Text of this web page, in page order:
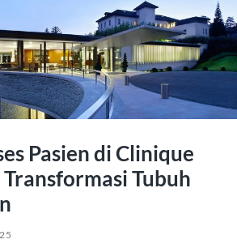
Pasien di Clinique
Tubuh